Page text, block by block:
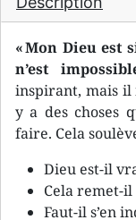
« Mon Dieu est
n’est
inspirant, mais il
y a des choses
faire. Cela
Dieu est-il
Cela remet-il
Faut-il s’en